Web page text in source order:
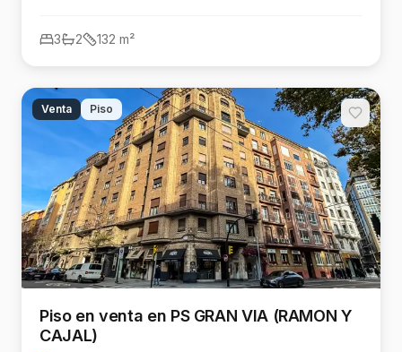
3 2 132 m²
Venta Piso
Piso en venta en PS GRAN VIA (RAMON Y
CAJAL)